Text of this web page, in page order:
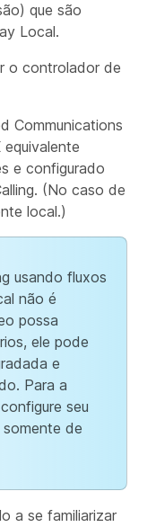
que são
Local.
o controlador de
Communications
e configurado
(No caso de
local.)
usando fluxos
não é
possa
ele pode
e
Para a
seu
de
a se familiarizar